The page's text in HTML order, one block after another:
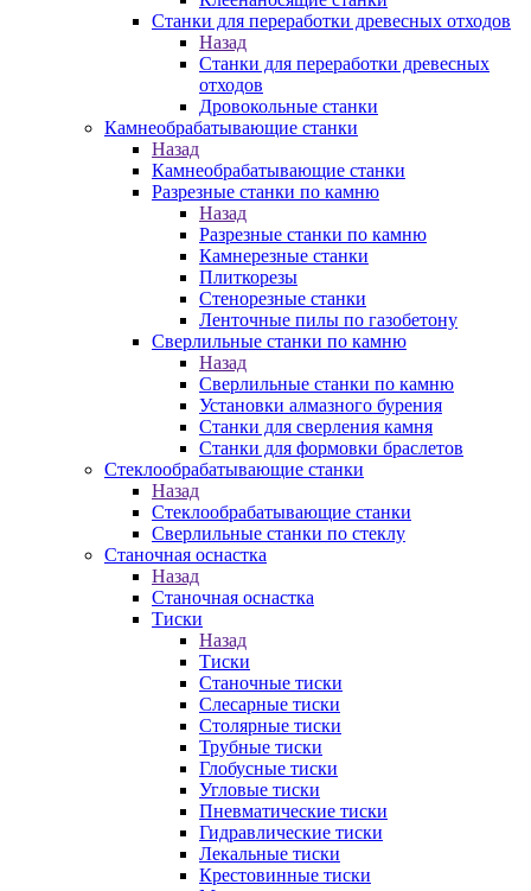
Станки для переработки древесных отходов
Назад
Станки для переработки древесных
отходов
Дровокольные станки
Камнеобрабатывающие станки
Назад
Камнеобрабатывающие станки
Разрезные станки по камню
Назад
Разрезные станки по камню
Камнерезные станки
Плиткорезы
Стенорезные станки
Ленточные пилы по газобетону
Сверлильные станки по камню
Назад
Сверлильные станки по камню
Установки алмазного бурения
Станки для сверления камня
Станки для формовки браслетов
Стеклообрабатывающие станки
Назад
Стеклообрабатывающие станки
Сверлильные станки по стеклу
Станочная оснастка
Назад
Станочная оснастка
Тиски
Назад
Тиски
Станочные тиски
Слесарные тиски
Столярные тиски
Трубные тиски
Глобусные тиски
Угловые тиски
Пневматические тиски
Гидравлические тиски
Лекальные тиски
Крестовинные тиски